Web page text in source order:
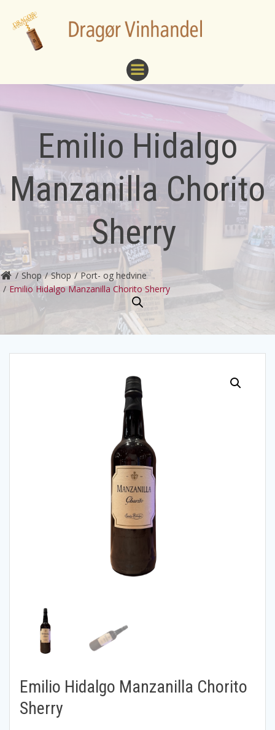
indhold
Emilio Hidalgo
Manzanilla Chorito
Sherry
Shop Shop
Port- og hedvine
Emilio Hidalgo Manzanilla Chorito Sherry
Emilio Hidalgo Manzanilla Chorito
Sherry